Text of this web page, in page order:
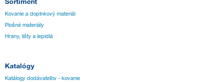
Kovanie a doplnkový materiál
Plošné materiály
Hrany, lišty a lepidlá
Katalógy
Katálogy dodávateľov - kovanie